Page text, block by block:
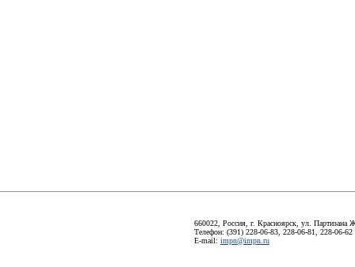
660022, Россия, г. Красноярск, ул. Партизана
Телефон: (391) 228-06-83, 228-06-81, 228-06-62
E-mail: impn@impn.ru